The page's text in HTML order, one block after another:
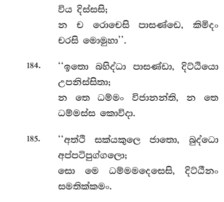
විය දිස්සසි;
න ච රොචෙසි පාසණ්ඩෙ, කිමිදං
චරසි මොමුහා’’.
184.
‘‘ඉතො බහිද්ධා පාසණ්ඩා, දිට්ඨියො
උපනිස්සිතා;
න තෙ ධම්මං විජානන්ති, න තෙ
ධම්මස්ස කොවිදා.
185.
‘‘අත්ථි සක්යකුලෙ ජාතො, බුද්ධො
අප්පටිපුග්ගලො;
සො මෙ ධම්මමදෙසෙසි, දිට්ඨීනං
සමතික්කමං.